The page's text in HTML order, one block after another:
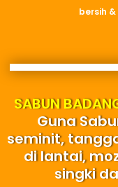
bersih
SABUN
Guna
seminit,
di lantai,
singki